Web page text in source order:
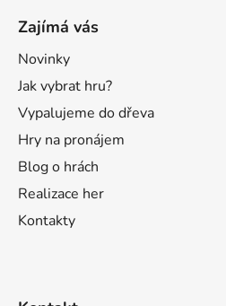
Zajímá vás
Novinky
Jak vybrat hru?
Vypalujeme do dřeva
Hry na pronájem
Blog o hrách
Realizace her
Kontakty